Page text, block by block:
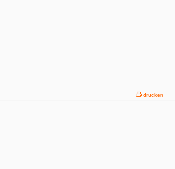
drucken